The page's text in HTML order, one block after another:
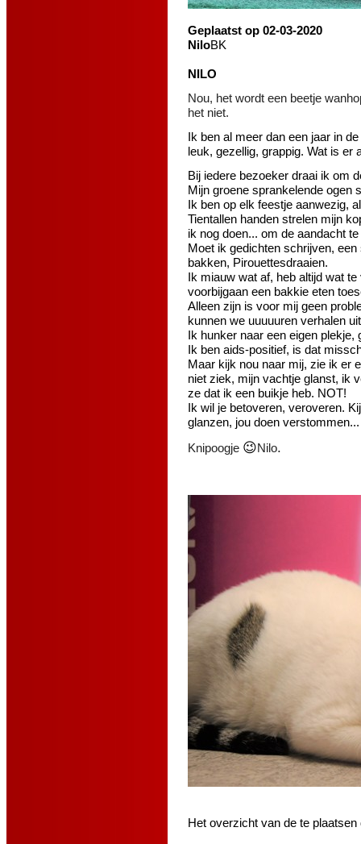
Geplaatst op 02-03-2020
NiloBK
NILO
Nou, het wordt een beetje
het niet.
Ik ben al meer dan een jaar in
leuk, gezellig, grappig. Wat is er
Bij iedere bezoeker draai ik om
Mijn groene sprankelende ogen
Ik ben op elk feestje aanwezig,
Tientallen handen strelen mijn
ik nog doen... om de aandacht
Moet ik gedichten schrijven,
bakken, Pirouettesdraaien.
Ik miauw wat af, heb altijd wat
voorbijgaan een bakkie eten
Alleen zijn is voor mij geen
kunnen we uuuuuren verhalen
Ik hunker naar een eigen
Ik ben aids-positief, is dat
Maar kijk nou naar mij, zie ik er
niet ziek, mijn vachtje glanst, ik
ze dat ik een buikje heb. NOT!
Ik wil je betoveren, veroveren.
glanzen, jou doen verstommen...
Knipoogje 😉Nilo.
Het overzicht van de te